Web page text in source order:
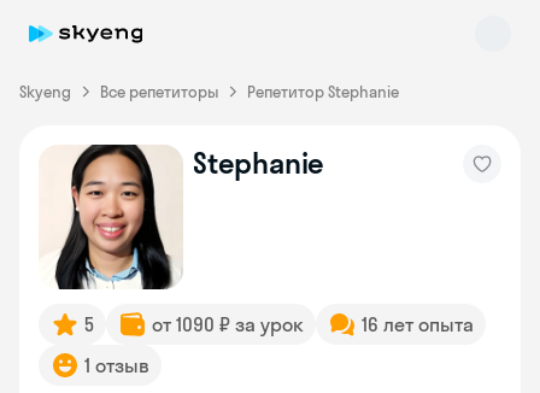
Skyeng Все репетиторы Репетитор Stephanie
Stephanie
5 от 1090 ₽ за урок
16 лет опыта
1 отзыв
Skyeng Chat
online